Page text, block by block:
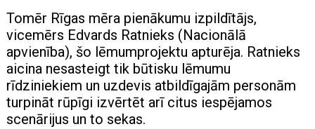
Tomēr Rīgas mēra pienākumu izpildītājs,
vicemērs Edvards Ratnieks (Nacionālā
apvienība), šo lēmumprojektu apturēja. Ratnieks
aicina nesasteigt tik būtisku lēmumu
rīdziniekiem un uzdevis atbildīgajām personām
turpināt rūpīgi izvērtēt arī citus iespējamos
scenārijus un to sekas.